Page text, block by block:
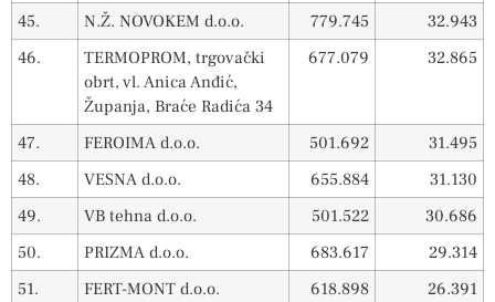
45. N.Ž. NOVOKEM d.o.o. 779.745
32.943
46.
TERMOPROM, trgovački
obrt, vl. Anica Anđić,
Županja, Braće Radića 34
677.079 32.865
47. FEROIMA d.o.o. 501.692
31.495
48.
VESNA d.o.o. 655.884
31.130
49.
VB tehna d.o.o. 501.522
30.686
50.
PRIZMA d.o.o. 683.617
29.314
51.
FERT-MONT d.o.o. 618.898
26.391